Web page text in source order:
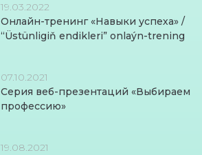
19.03.2022
Онлайн-тренинг «Навыки успеха» /
“Üstünligiň endikleri” onlaýn-trening
07.10.2021
Серия веб-презентаций «Выбираем
профессию»
19.08.2021